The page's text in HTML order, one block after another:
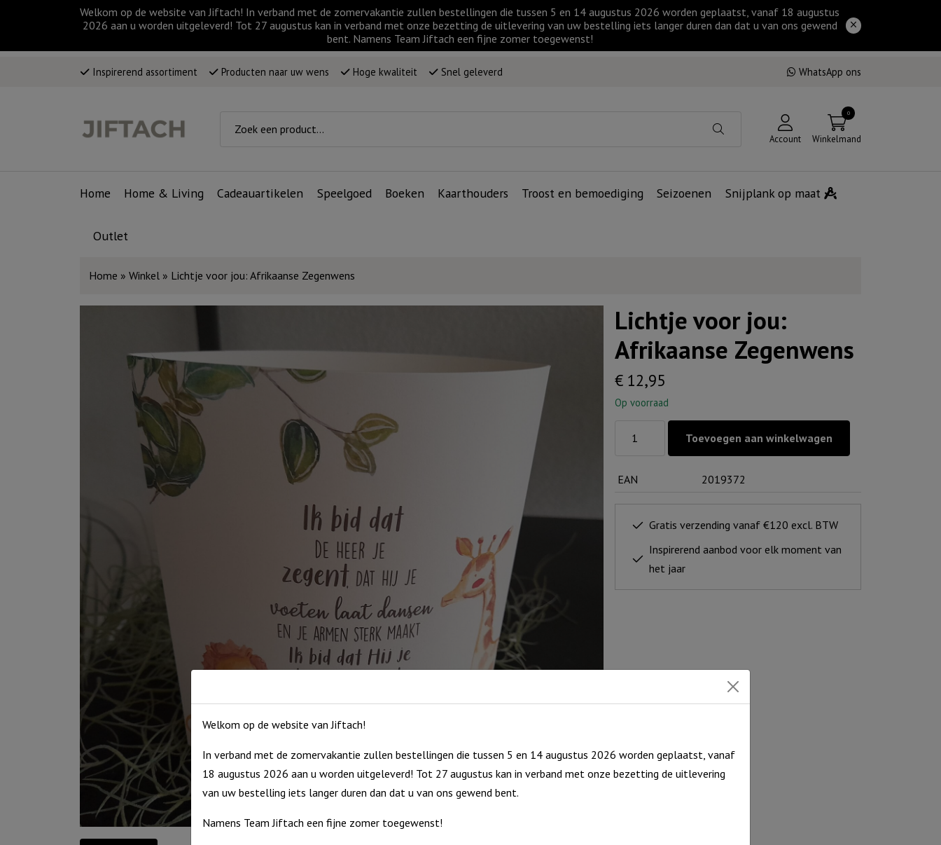
Welkom op de website van Jiftach! In verband met de zomervakantie zullen bestellingen die tussen 5 en 14 augustus 2026 worden geplaatst, vanaf 18 augustus
2026 aan u worden uitgeleverd! Tot 27 augustus kan in verband met onze bezetting de uitlevering van uw bestelling iets langer duren dan dat u van ons gewend
bent. Namens Team Jiftach een fijne zomer toegewenst!
Inspirerend assortiment Producten naar uw wens Hoge kwaliteit Snel geleverd WhatsApp ons
Account
0
Winkelmand
Home Home & Living Cadeauartikelen Speelgoed Boeken Kaarthouders Troost en bemoediging Seizoenen Snijplank op maat
Outlet
Home » Winkel » Lichtje voor jou: Afrikaanse Zegenwens
Lichtje voor jou:
Afrikaanse Zegenwens
€12,95
Op voorraad
Afrikaanse
Zegenwens
aantal
Toevoegen aan winkelwagen
EAN 2019372
Gratis verzending vanaf €120 excl. BTW
Inspirerend aanbod voor elk moment van
het jaar
Welkom op de website van Jiftach!
In verband met de zomervakantie zullen bestellingen die tussen 5 en 14 augustus 2026 worden geplaatst, vanaf
18 augustus 2026 aan u worden uitgeleverd! Tot 27 augustus kan in verband met onze bezetting de uitlevering
van uw bestelling iets langer duren dan dat u van ons gewend bent.
Namens Team Jiftach een fijne zomer toegewenst!